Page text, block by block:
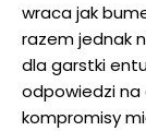
wraca jak
razem jednak
dla garstki
odpowiedzi na
kompromisy